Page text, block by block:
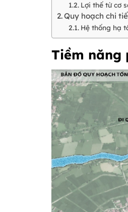
Lợi thế từ cơ
Quy hoạch chi
Hệ thống hạ
Tiềm năng